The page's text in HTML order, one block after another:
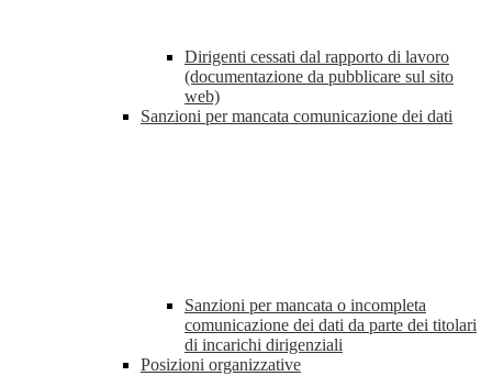
Dirigenti cessati dal rapporto di lavoro
(documentazione da pubblicare sul sito
web)
Sanzioni per mancata comunicazione dei dati
Sanzioni per mancata o incompleta
comunicazione dei dati da parte dei titolari
di incarichi dirigenziali
Posizioni organizzative